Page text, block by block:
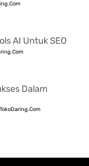
AI Untuk SEO
Dalam
TokoDaring.Com